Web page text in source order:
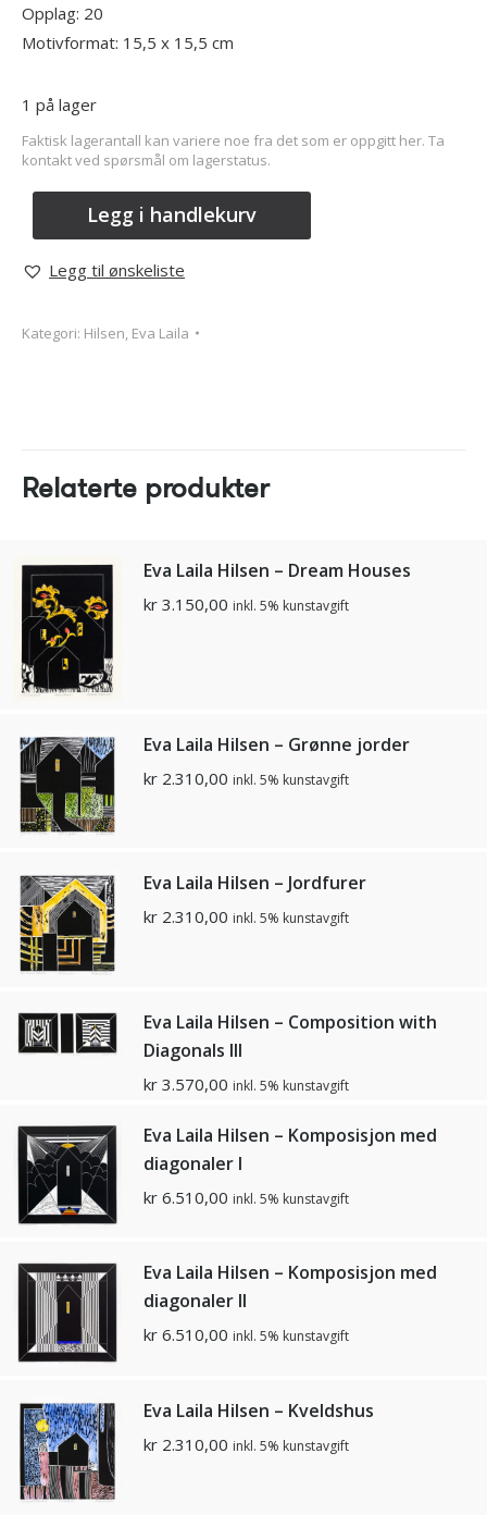
Opplag: 20
Motivformat: 15,5 x 15,5 cm
1 på lager
Faktisk lagerantall kan variere noe fra det som er oppgitt her. Ta
kontakt ved spørsmål om lagerstatus.
Legg i handlekurv
Legg til ønskeliste
Kategori: Hilsen, Eva Laila
Relaterte produkter
Eva Laila Hilsen – Dream Houses
kr 3.150,00 inkl. 5% kunstavgift
Eva Laila Hilsen – Grønne jorder
kr 2.310,00 inkl. 5% kunstavgift
Eva Laila Hilsen – Jordfurer
kr 2.310,00 inkl. 5% kunstavgift
Eva Laila Hilsen – Composition with
Diagonals lll
kr 3.570,00 inkl. 5% kunstavgift
Eva Laila Hilsen – Komposisjon med
diagonaler l
kr 6.510,00 inkl. 5% kunstavgift
Eva Laila Hilsen – Komposisjon med
diagonaler ll
kr 6.510,00 inkl. 5% kunstavgift
Eva Laila Hilsen – Kveldshus
kr 2.310,00 inkl. 5% kunstavgift